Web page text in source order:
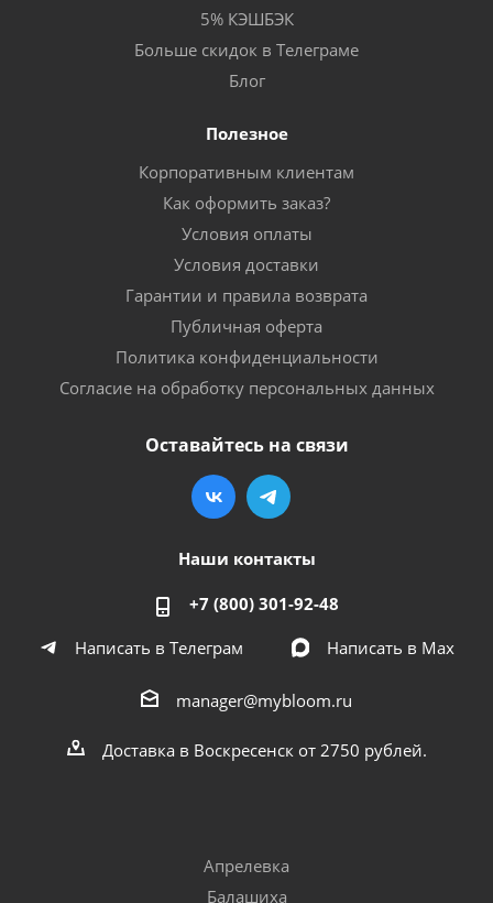
5% КЭШБЭК
Больше скидок в Телеграме
Блог
Полезное
Корпоративным клиентам
Как оформить заказ?
Условия оплаты
Условия доставки
Гарантии и правила возврата
Публичная оферта
Политика конфиденциальности
Согласие на обработку персональных данных
Оставайтесь на связи
Наши контакты
+7 (800) 301-92-48
Написать в Телеграм
Написать в Мах
manager@mybloom.ru
Доставка в Воскресенск от 2750 рублей.
Апрелевка
Балашиха